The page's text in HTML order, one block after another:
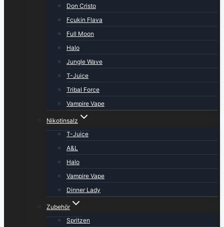
Don Cristo
Fcukin Flava
Full Moon
Halo
Jungle Wave
T-Juice
Tribal Force
Vampire Vape
Nikotinsalz
T-Juice
A&L
Halo
Vampire Vape
Dinner Lady
Zubehör
Spritzen